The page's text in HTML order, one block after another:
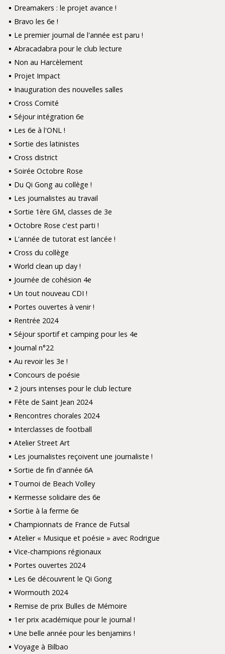
Dreamakers : le projet avance !
Bravo les 6e !
Le premier journal de l'année est paru !
Abracadabra pour le club lecture
Non au Harcèlement
Projet Impact
Inauguration des nouvelles salles
Cross Comité
Séjour intégration 6e
Les 6e à l'ONL !
Sortie des latinistes
Cross district
Soirée Octobre Rose
Du Qi Gong au collège !
Les journalistes au travail
Sortie 1ère GM, classes de 3e
Octobre Rose c'est parti !
L'année de tutorat est lancée !
Cross du collège
World clean up day !
Journée de cohésion 4e
Un tout nouveau CDI !
Portes ouvertes à venir !
Rentrée 2024
Séjour sportif et camping pour les 4e
Journal n°22
Au revoir les 3e !
Concours de poésie
2 jours intenses pour le club lecture
Fête de Saint Jean 2024
Rencontres chorales 2024
Interclasses de football
Atelier Street Art
Les journalistes reçoivent une journaliste !
Sortie de fin d'année 6A
Tournoi de Beach Volley
Kermesse solidaire des 6e
Sortie à la ferme 6e
Championnats de France de Futsal
Atelier « Musique et poésie » avec Rodrigue
Vice-champions régionaux
Portes ouvertes 2024
Les 6e découvrent le Qi Gong
Wormouth 2024
Remise de prix Bulles de Mémoire
1er prix académique pour le journal !
Une belle année pour les benjamins !
Voyage à Bilbao